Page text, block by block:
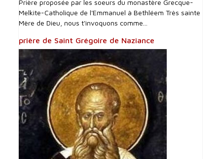
Prière proposée par les soeurs du monastère Grecque-
Melkite-Catholique de l'Emmanuel à Bethléem Très sainte
Mère de Dieu, nous t'invoquons comme...
prière de Saint Grégoire de Naziance